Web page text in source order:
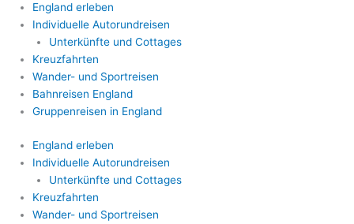
England erleben
Individuelle Autorundreisen
Unterkünfte und Cottages
Kreuzfahrten
Wander- und Sportreisen
Bahnreisen England
Gruppenreisen in England
England erleben
Individuelle Autorundreisen
Unterkünfte und Cottages
Kreuzfahrten
Wander- und Sportreisen